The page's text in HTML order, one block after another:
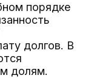
порядке
долгов. В
долям.